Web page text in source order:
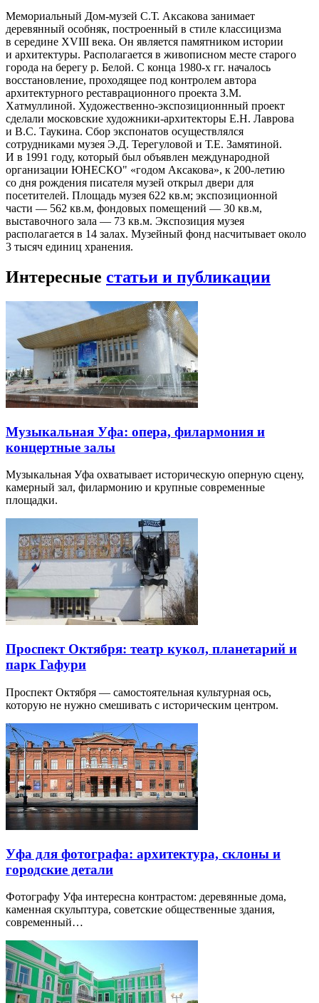
Мемориальный Дом-музей С.Т. Аксакова занимает
деревянный особняк, построенный в стиле классицизма
в середине XVIII века. Он является памятником истории
и архитектуры. Располагается в живописном месте старого
города на берегу р. Белой. С конца 1980-х гг. началось
восстановление, проходящее под контролем автора
архитектурного реставрационного проекта З.М.
Хатмуллиной. Художественно-экспозиционнный проект
сделали московские художники-архитекторы Е.Н. Лаврова
и B.C. Таукина. Сбор экспонатов осуществлялся
сотрудниками музея Э.Д. Терегуловой и Т.Е. Замятиной.
И в 1991 году, который был объявлен международной
организации ЮНЕСКО" «годом Аксакова», к 200-летию
со дня рождения писателя музей открыл двери для
посетителей. Площадь музея 622 кв.м; экспозиционной
части — 562 кв.м, фондовых помещений — 30 кв.м,
выставочного зала — 73 кв.м. Экспозиция музея
располагается в 14 залах. Музейный фонд насчитывает около
3 тысяч единиц хранения.
Интересные статьи и публикации
Музыкальная Уфа: опера, филармония и
концертные залы
Музыкальная Уфа охватывает историческую оперную сцену,
камерный зал, филармонию и крупные современные
площадки.
Проспект Октября: театр кукол, планетарий и
парк Гафури
Проспект Октября — самостоятельная культурная ось,
которую не нужно смешивать с историческим центром.
Уфа для фотографа: архитектура, склоны и
городские детали
Фотографу Уфа интересна контрастом: деревянные дома,
каменная скульптура, советские общественные здания,
современный…